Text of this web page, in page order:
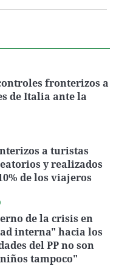
fronterizos a
de Italia ante la
a turistas
y realizados
de los viajeros
de la crisis en
interna" hacia los
del PP no son
tampoco"